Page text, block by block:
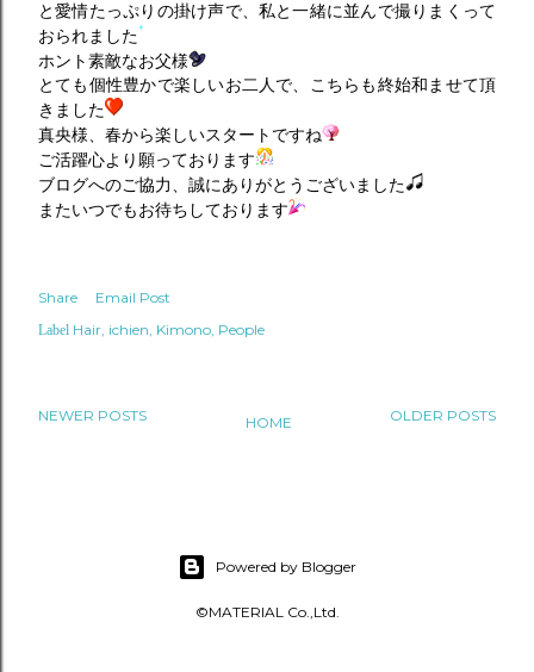
と愛情たっぷりの掛け声で、私と一緒に並んで撮りまくって
おられました
ホント素敵なお父様
とても個性豊かで楽しいお二人で、こちらも終始和ませて頂
きました
真央様、春から楽しいスタートですね
ご活躍心より願っております
ブログへのご協力、誠にありがとうございました
またいつでもお待ちしております
Share Email Post
Label Hair ichien Kimono People
NEWER POSTS OLDER POSTS
HOME
Powered by Blogger
©MATERIAL Co.,Ltd.